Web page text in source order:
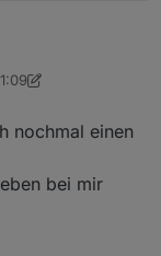
dem Namen
neue Eintrag
auf den
Juli 2023, 23:32
nochmal einen
bei mir